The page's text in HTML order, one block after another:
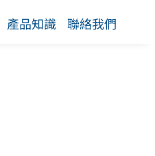
產品知識 聯絡我們